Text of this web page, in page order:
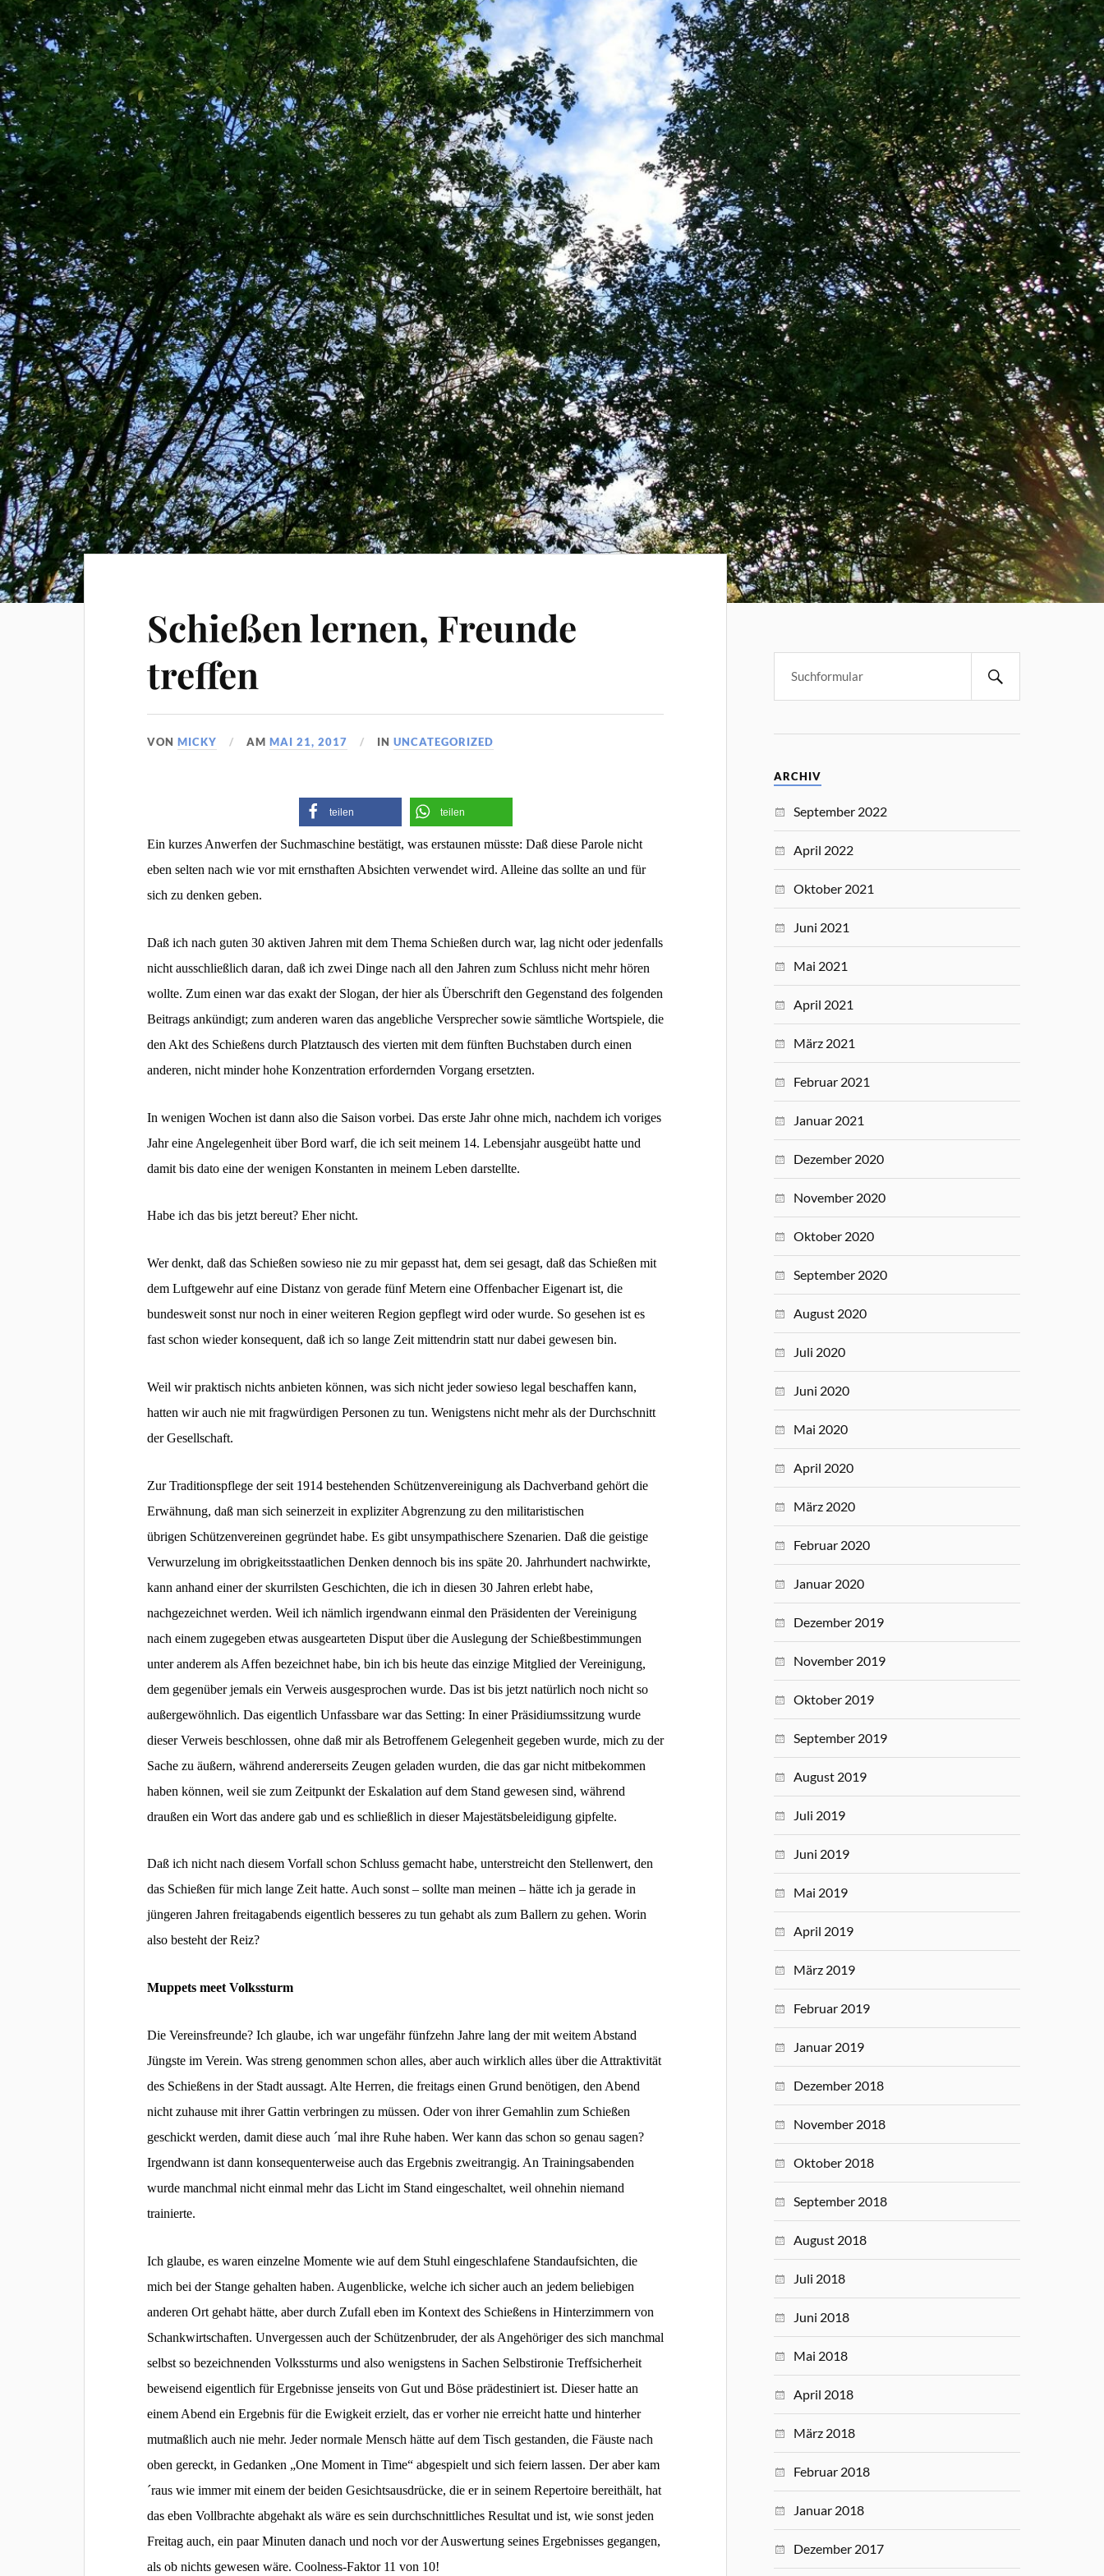
Schießen lernen, Freunde
treffen
VONMICKY AMMAI 21, 2017 INUNCATEGORIZED
teilen teilen
Ein kurzes Anwerfen der Suchmaschine bestätigt, was erstaunen müsste: Daß diese Parole nicht
eben selten nach wie vor mit ernsthaften Absichten verwendet wird. Alleine das sollte an und für
sich zu denken geben.
Daß ich nach guten 30 aktiven Jahren mit dem Thema Schießen durch war, lag nicht oder jedenfalls
nicht ausschließlich daran, daß ich zwei Dinge nach all den Jahren zum Schluss nicht mehr hören
wollte. Zum einen war das exakt der Slogan, der hier als Überschrift den Gegenstand des folgenden
Beitrags ankündigt; zum anderen waren das angebliche Versprecher sowie sämtliche Wortspiele, die
den Akt des Schießens durch Platztausch des vierten mit dem fünften Buchstaben durch einen
anderen, nicht minder hohe Konzentration erfordernden Vorgang ersetzten.
In wenigen Wochen ist dann also die Saison vorbei. Das erste Jahr ohne mich, nachdem ich voriges
Jahr eine Angelegenheit über Bord warf, die ich seit meinem 14. Lebensjahr ausgeübt hatte und
damit bis dato eine der wenigen Konstanten in meinem Leben darstellte.
Habe ich das bis jetzt bereut? Eher nicht.
Wer denkt, daß das Schießen sowieso nie zu mir gepasst hat, dem sei gesagt, daß das Schießen mit
dem Luftgewehr auf eine Distanz von gerade fünf Metern eine Offenbacher Eigenart ist, die
bundesweit sonst nur noch in einer weiteren Region gepflegt wird oder wurde. So gesehen ist es
fast schon wieder konsequent, daß ich so lange Zeit mittendrin statt nur dabei gewesen bin.
Weil wir praktisch nichts anbieten können, was sich nicht jeder sowieso legal beschaffen kann,
hatten wir auch nie mit fragwürdigen Personen zu tun. Wenigstens nicht mehr als der Durchschnitt
der Gesellschaft.
Zur Traditionspflege der seit 1914 bestehenden Schützenvereinigung als Dachverband gehört die
Erwähnung, daß man sich seinerzeit in expliziter Abgrenzung zu den militaristischen
übrigen Schützenvereinen gegründet habe. Es gibt unsympathischere Szenarien. Daß die geistige
Verwurzelung im obrigkeitsstaatlichen Denken dennoch bis ins späte 20. Jahrhundert nachwirkte,
kann anhand einer der skurrilsten Geschichten, die ich in diesen 30 Jahren erlebt habe,
nachgezeichnet werden. Weil ich nämlich irgendwann einmal den Präsidenten der Vereinigung
nach einem zugegeben etwas ausgearteten Disput über die Auslegung der Schießbestimmungen
unter anderem als Affen bezeichnet habe, bin ich bis heute das einzige Mitglied der Vereinigung,
dem gegenüber jemals ein Verweis ausgesprochen wurde. Das ist bis jetzt natürlich noch nicht so
außergewöhnlich. Das eigentlich Unfassbare war das Setting: In einer Präsidiumssitzung wurde
dieser Verweis beschlossen, ohne daß mir als Betroffenem Gelegenheit gegeben wurde, mich zu der
Sache zu äußern, während andererseits Zeugen geladen wurden, die das gar nicht mitbekommen
haben können, weil sie zum Zeitpunkt der Eskalation auf dem Stand gewesen sind, während
draußen ein Wort das andere gab und es schließlich in dieser Majestätsbeleidigung gipfelte.
Daß ich nicht nach diesem Vorfall schon Schluss gemacht habe, unterstreicht den Stellenwert, den
das Schießen für mich lange Zeit hatte. Auch sonst – sollte man meinen – hätte ich ja gerade in
jüngeren Jahren freitagabends eigentlich besseres zu tun gehabt als zum Ballern zu gehen. Worin
also besteht der Reiz?
Muppets meet Volkssturm
Die Vereinsfreunde? Ich glaube, ich war ungefähr fünfzehn Jahre lang der mit weitem Abstand
Jüngste im Verein. Was streng genommen schon alles, aber auch wirklich alles über die Attraktivität
des Schießens in der Stadt aussagt. Alte Herren, die freitags einen Grund benötigen, den Abend
nicht zuhause mit ihrer Gattin verbringen zu müssen. Oder von ihrer Gemahlin zum Schießen
geschickt werden, damit diese auch ´mal ihre Ruhe haben. Wer kann das schon so genau sagen?
Irgendwann ist dann konsequenterweise auch das Ergebnis zweitrangig. An Trainingsabenden
wurde manchmal nicht einmal mehr das Licht im Stand eingeschaltet, weil ohnehin niemand
trainierte.
Ich glaube, es waren einzelne Momente wie auf dem Stuhl eingeschlafene Standaufsichten, die
mich bei der Stange gehalten haben. Augenblicke, welche ich sicher auch an jedem beliebigen
anderen Ort gehabt hätte, aber durch Zufall eben im Kontext des Schießens in Hinterzimmern von
Schankwirtschaften. Unvergessen auch der Schützenbruder, der als Angehöriger des sich manchmal
selbst so bezeichnenden Volkssturms und also wenigstens in Sachen Selbstironie Treffsicherheit
beweisend eigentlich für Ergebnisse jenseits von Gut und Böse prädestiniert ist. Dieser hatte an
einem Abend ein Ergebnis für die Ewigkeit erzielt, das er vorher nie erreicht hatte und hinterher
mutmaßlich auch nie mehr. Jeder normale Mensch hätte auf dem Tisch gestanden, die Fäuste nach
oben gereckt, in Gedanken „One Moment in Time“ abgespielt und sich feiern lassen. Der aber kam
´raus wie immer mit einem der beiden Gesichtsausdrücke, die er in seinem Repertoire bereithält, hat
das eben Vollbrachte abgehakt als wäre es sein durchschnittliches Resultat und ist, wie sonst jeden
Freitag auch, ein paar Minuten danach und noch vor der Auswertung seines Ergebnisses gegangen,
als ob nichts gewesen wäre. Coolness-Faktor 11 von 10!
ARCHIV
September 2022
April 2022
Oktober 2021
Juni 2021
Mai 2021
April 2021
März 2021
Februar 2021
Januar 2021
Dezember 2020
November 2020
Oktober 2020
September 2020
August 2020
Juli 2020
Juni 2020
Mai 2020
April 2020
März 2020
Februar 2020
Januar 2020
Dezember 2019
November 2019
Oktober 2019
September 2019
August 2019
Juli 2019
Juni 2019
Mai 2019
April 2019
März 2019
Februar 2019
Januar 2019
Dezember 2018
November 2018
Oktober 2018
September 2018
August 2018
Juli 2018
Juni 2018
Mai 2018
April 2018
März 2018
Februar 2018
Januar 2018
Dezember 2017